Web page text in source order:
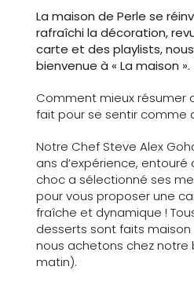
La maison de Perle se
rafraîchi la décoration,
carte et des playlists,
bienvenue à « La maison ».
Comment mieux résumer
fait pour se sentir comme
Notre Chef Steve Alex
ans d’expérience, entouré
choc a sélectionné ses
pour vous proposer une
fraîche et dynamique !
desserts sont faits
nous achetons chez notre
matin).